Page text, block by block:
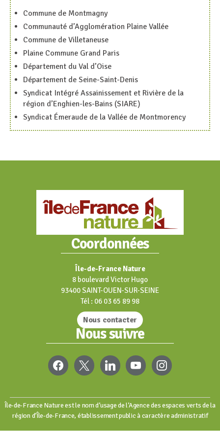
Commune de Montmagny
Communauté d’Agglomération Plaine Vallée
Commune de Villetaneuse
Plaine Commune Grand Paris
Département du Val d’Oise
Département de Seine-Saint-Denis
Syndicat Intégré Assainissement et Rivière de la
région d’Enghien-les-Bains (SIARE)
Syndicat Émeraude de la Vallée de Montmorency
Coordonnées
Île-de-France Nature
8 boulevard Victor Hugo
93400 SAINT-OUEN-SUR-SEINE
Tél : 06 03 65 89 98
Nous contacter
Nous suivre
FACEBOOK
X LINKEDINYOUTUBEINSTAGRAM
Île-de-France Nature est le nom d’usage de l’Agence des espaces verts de la
région d’Île-de-France, établissement public à caractère administratif